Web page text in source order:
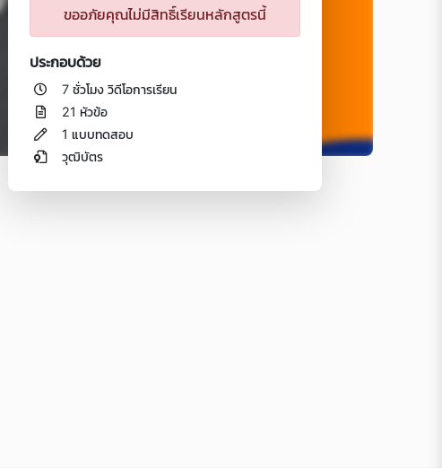
ขออภัยคุณไม่มีสิทธิ์เรียนหลักสูตรนี้
ประกอบด้วย
7 ชั่วโมง วิดีโอการเรียน
21 หัวข้อ
1 แบบทดสอบ
วุฒิบัตร